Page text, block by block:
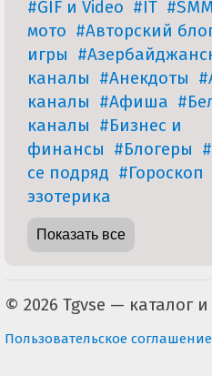
#GIF и Video #IT #SMM
мото #Авторский
игры
каналы #Анекдоты
каналы #Афиша
каналы #Бизнес и
финансы #Блогеры
се подряд #Гороскоп
эзотерика
Показать все
Пользовательское соглашение